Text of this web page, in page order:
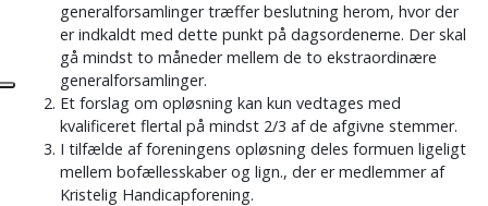
generalforsamlinger træffer beslutning herom, hvor der
er indkaldt med dette punkt på dagsordenerne. Der skal
gå mindst to måneder mellem de to ekstraordinære
generalforsamlinger.
Et forslag om opløsning kan kun vedtages med
kvalificeret flertal på mindst 2/3 af de afgivne stemmer.
I tilfælde af foreningens opløsning deles formuen ligeligt
mellem bofællesskaber og lign., der er medlemmer af
Kristelig Handicapforening.